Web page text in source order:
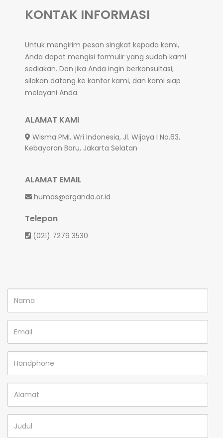
KONTAK INFORMASI
Untuk mengirim pesan singkat kepada kami,
Anda dapat mengisi formulir yang sudah kami
sediakan. Dan jika Anda ingin berkonsultasi,
silakan datang ke kantor kami, dan kami siap
melayani Anda.
ALAMAT KAMI
Wisma PMI, Wri Indonesia, Jl. Wijaya I No.63,
Kebayoran Baru, Jakarta Selatan
ALAMAT EMAIL
humas@organda.or.id
Telepon
(021) 7279 3530